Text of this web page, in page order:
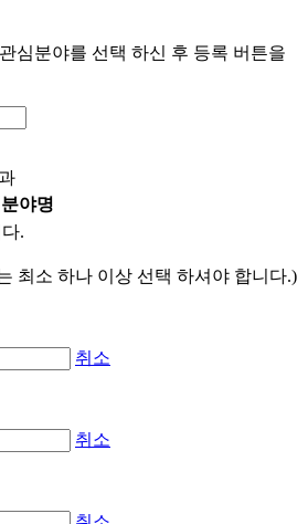
심분야를 선택 하신 후 등록 버튼을
야명
.
최소 하나 이상 선택 하셔야 합니다.)
취소
취소